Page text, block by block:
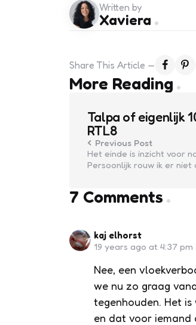
Written by
Xaviera
Share This Article
More Reading
Post
navigation
Talpa of eigenlijk
RTL8
Previous Post
Het einde is inzicht voor
Persoonlijk rouw ik er niet
7 Comments
kaj elhorst
19 years ago at 4:37 pm
Nee, een
we nu zo graag
tegenhouden. Het
en dat voor iemand